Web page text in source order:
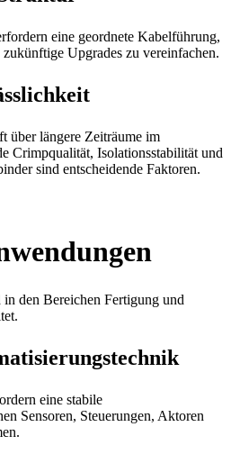
eine geordnete Kabelführung,
Upgrades zu vereinfachen.
über längere Zeiträume im
Crimpqualität, Isolationsstabilität und
sind entscheidende Faktoren.
den Bereichen Fertigung und
eine stabile
Sensoren, Steuerungen, Aktoren